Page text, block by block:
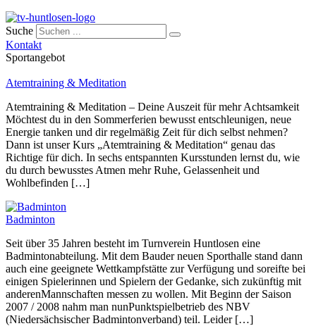
Suche
Kontakt
Sportangebot
Atemtraining & Meditation
Atemtraining & Meditation – Deine Auszeit für mehr Achtsamkeit
Möchtest du in den Sommerferien bewusst entschleunigen, neue
Energie tanken und dir regelmäßig Zeit für dich selbst nehmen?
Dann ist unser Kurs „Atemtraining & Meditation“ genau das
Richtige für dich. In sechs entspannten Kursstunden lernst du, wie
du durch bewusstes Atmen mehr Ruhe, Gelassenheit und
Wohlbefinden […]
Badminton
Seit über 35 Jahren besteht im Turnverein Huntlosen eine
Badmintonabteilung. Mit dem Bauder neuen Sporthalle stand dann
auch eine geeignete Wettkampfstätte zur Verfügung und soreifte bei
einigen Spielerinnen und Spielern der Gedanke, sich zukünftig mit
anderenMannschaften messen zu wollen. Mit Beginn der Saison
2007 / 2008 nahm man nunPunktspielbetrieb des NBV
(Niedersächsischer Badmintonverband) teil. Leider […]